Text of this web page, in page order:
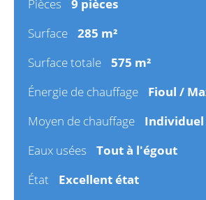
Pièces
9 pièces
Surface
285 m²
Surface totale
575 m²
Énergie de chauffage
Fioul /
Moyen de chauffage
Individuel
Eaux usées
Tout à l'égout
État
Excellent état